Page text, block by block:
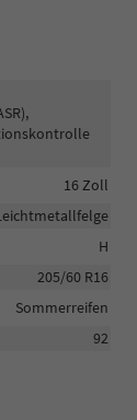
16 Zoll
H
205/60 R16
Sommerreifen
92